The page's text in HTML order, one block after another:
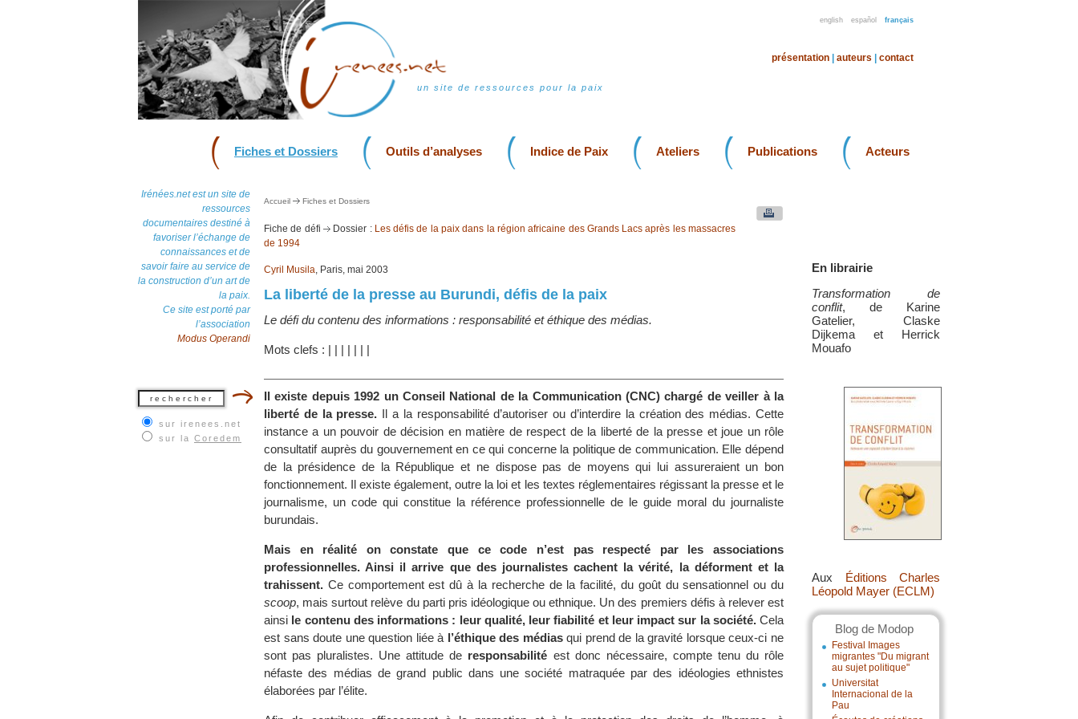
english español français
un site de ressources pour la paix
présentation auteurs contact
Fiches et Dossiers Outils d’analyses Indice de Paix Ateliers Publications Acteurs
Irénées.net est un site de
ressources
documentaires destiné à
favoriser l’échange de
connaissances et de
savoir faire au service de
la construction d’un art de
la paix.
Ce site est porté par
l’association
Modus Operandi
sur irenees.net
sur la Coredem
En librairie
Transformation de
conflit, de Karine
Gatelier, Claske
Dijkema et Herrick
Mouafo
Aux Éditions Charles
Léopold Mayer (ECLM)
Blog de Modop
Festival Images
migrantes "Du migrant
au sujet politique"
Universitat
Internacional de la
Pau
Accueil Fiches et Dossiers
Fiche de défi Dossier : Les défis de la paix dans la région africaine des Grands Lacs après les massacres
de 1994
Cyril Musila, Paris, mai 2003
La liberté de la presse au Burundi, défis de la paix
Le défi du contenu des informations : responsabilité et éthique des médias.
Mots clefs : | | | | | | |
Il existe depuis 1992 un Conseil National de la Communication (CNC) chargé de veiller à la
liberté de la presse. Il a la responsabilité d’autoriser ou d’interdire la création des médias. Cette
instance a un pouvoir de décision en matière de respect de la liberté de la presse et joue un rôle
consultatif auprès du gouvernement en ce qui concerne la politique de communication. Elle dépend
de la présidence de la République et ne dispose pas de moyens qui lui assureraient un bon
fonctionnement. Il existe également, outre la loi et les textes réglementaires régissant la presse et le
journalisme, un code qui constitue la référence professionnelle de le guide moral du journaliste
burundais.
Mais en réalité on constate que ce code n’est pas respecté par les associations
professionnelles. Ainsi il arrive que des journalistes cachent la vérité, la déforment et la
trahissent. Ce comportement est dû à la recherche de la facilité, du goût du sensationnel ou du
scoop, mais surtout relève du parti pris idéologique ou ethnique. Un des premiers défis à relever est
ainsi le contenu des informations : leur qualité, leur fiabilité et leur impact sur la société.Cela
est sans doute une question liée à l’éthique des médiasqui prend de la gravité lorsque ceux-ci ne
sont pas pluralistes. Une attitude de responsabilité est donc nécessaire, compte tenu du rôle
néfaste des médias de grand public dans une société matraquée par des idéologies ethnistes
élaborées par l’élite.